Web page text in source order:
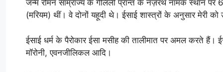
जन्म रोमन साम्राज्य के गैलिली प्रान्त के नज़रथ नामक स्थान
(मरियम) थीं। वे दोनों यहूदी थे। ईसाई शास्त्रों के अनुसार मेरी
ईसाई धर्म के पैरोकार ईसा मसीह की तालीमात पर अमल करते
मॉरोनी, एवनजीलिकल आदि।